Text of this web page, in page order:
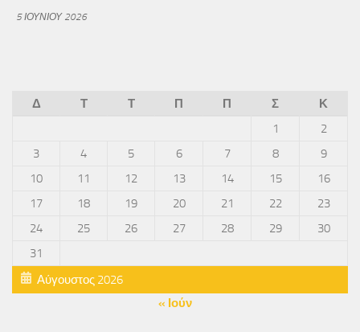
5 ΙΟΥΝΊΟΥ 2026
Αύγουστος 2026
Δ Τ Τ Π Π Σ
Κ
1
2
3
4 5 6 7 8
9
10
11 12 13 14 15
16
17
18 19 20 21 22
23
24
25 26 27 28 29
30
31
« Ιούν